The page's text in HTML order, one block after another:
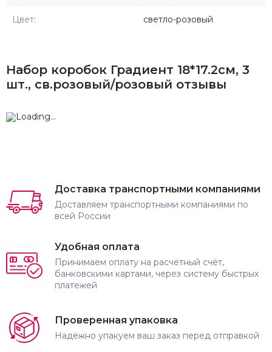
Цвет: светло-розовый
Набор коробок Градиент 18*17.2см, 3
шт., св.розовый/розовый отзывы
Доставка транспортными компаниями
Доставляем транспортными компаниями по
всей России
Удобная оплата
Принимаем оплату на расчётный счёт,
банковскими картами, через систему быстрых
платежей
Проверенная упаковка
Надёжно упакуем ваш заказ перед отправкой